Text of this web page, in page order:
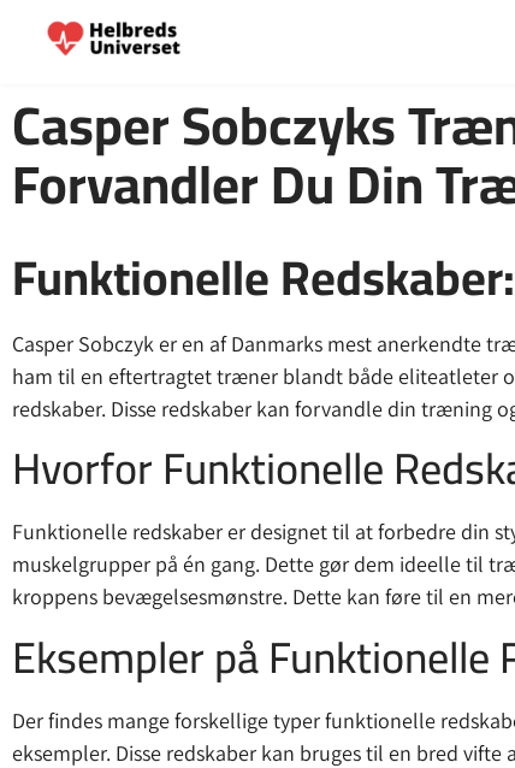
Casper Sobczyks
Forvandler Du Din
Funktionelle
Casper Sobczyk er en af Danmarks mest anerkendte
ham til en eftertragtet træner blandt både eliteatleter
redskaber. Disse redskaber kan forvandle din træning
Hvorfor Funktionelle
Funktionelle redskaber er designet til at forbedre din
muskelgrupper på én gang. Dette gør dem ideelle til
kroppens bevægelsesmønstre. Dette kan føre til en
Eksempler på Funktionelle
Der findes mange forskellige typer funktionelle
eksempler. Disse redskaber kan bruges til en bred